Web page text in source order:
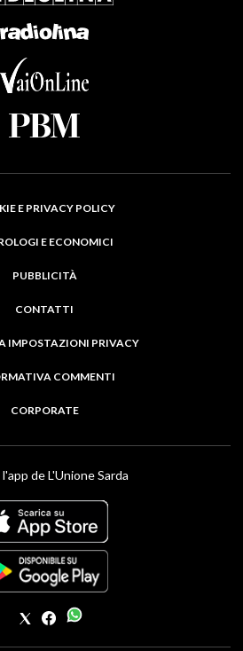
E PRIVACY POLICY
E ECONOMICI
PUBBLICITÀ
CONTATTI
IMPOSTAZIONI PRIVACY
COMMENTI
CORPORATE
l'app de L'Unione Sarda